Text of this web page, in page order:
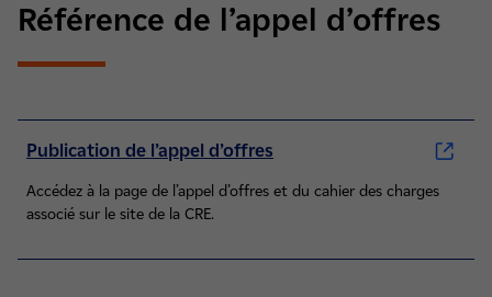
Référence de l’appel d’offres
Publication de l’appel d’offres
Accédez à la page de l’appel d’offres et du cahier des charges
associé sur le site de la CRE.